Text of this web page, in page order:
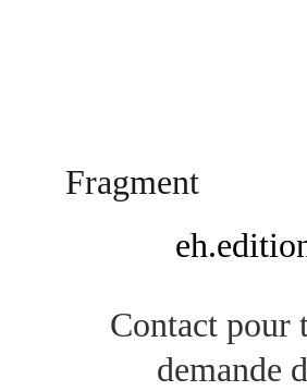
Fragment
eh.
Contact pour
demande